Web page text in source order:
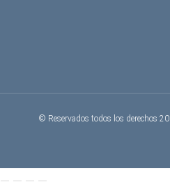
© Reservados todos los derechos